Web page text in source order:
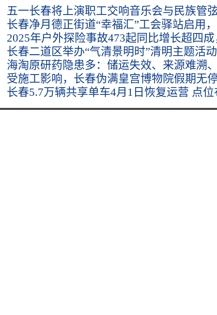
五一长春将上演职工交响音乐会与民族管
长春净月德正街道“幸福汇”工会驿站启用
2025年户外探险事故473起同比增长超四
长春二道区举办“气清景明时”清明主题活动
海淘原研药隐患多：储运失效、来源难溯
受施工影响，长春伪满皇宫博物院假期无
长春5.7万辆共享单车4月1日恢复运营 点